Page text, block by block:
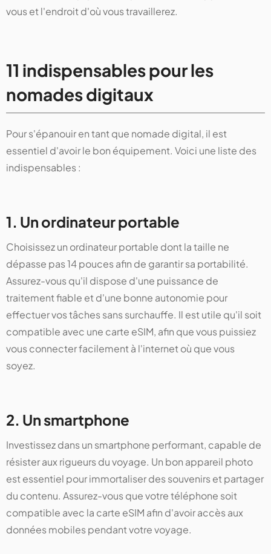
vous et l'endroit d'où vous travaillerez.
11 indispensables pour les
nomades digitaux
Pour s'épanouir en tant que nomade digital, il est
essentiel d'avoir le bon équipement. Voici une liste des
indispensables :
1. Un ordinateur portable
Choisissez un ordinateur portable dont la taille ne
dépasse pas 14 pouces afin de garantir sa portabilité.
Assurez-vous qu'il dispose d'une puissance de
traitement fiable et d'une bonne autonomie pour
effectuer vos tâches sans surchauffe. Il est utile qu'il soit
compatible avec une carte eSIM, afin que vous puissiez
vous connecter facilement à l'internet où que vous
soyez.
2. Un smartphone
Investissez dans un smartphone performant, capable de
résister aux rigueurs du voyage. Un bon appareil photo
est essentiel pour immortaliser des souvenirs et partager
du contenu. Assurez-vous que votre téléphone soit
compatible avec la carte eSIM afin d'avoir accès aux
données mobiles pendant votre voyage.